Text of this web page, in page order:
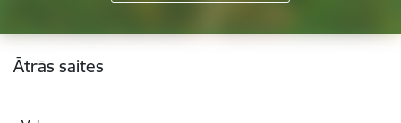
Kājene
Ātrās saites